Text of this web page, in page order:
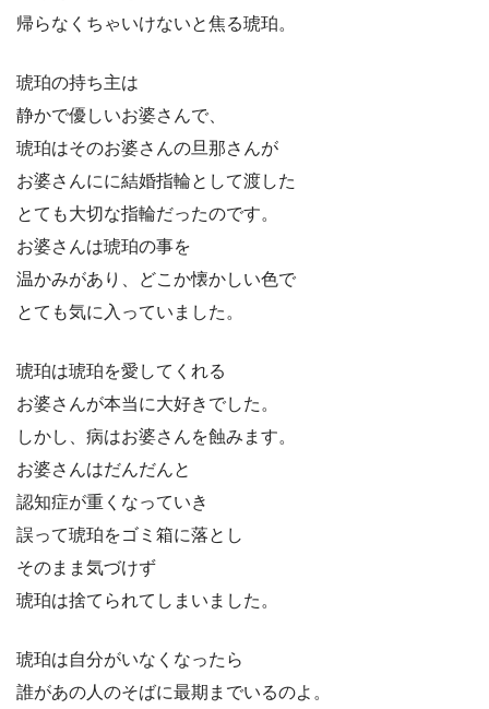
帰らなくちゃいけないと焦る琥珀。
琥珀の持ち主は
静かで優しいお婆さんで、
琥珀はそのお婆さんの旦那さんが
お婆さんにに結婚指輪として渡した
とても大切な指輪だったのです。
お婆さんは琥珀の事を
温かみがあり、どこか懐かしい色で
とても気に入っていました。
琥珀は琥珀を愛してくれる
お婆さんが本当に大好きでした。
しかし、病はお婆さんを蝕みます。
お婆さんはだんだんと
認知症が重くなっていき
誤って琥珀をゴミ箱に落とし
そのまま気づけず
琥珀は捨てられてしまいました。
琥珀は自分がいなくなったら
誰があの人のそばに最期までいるのよ。